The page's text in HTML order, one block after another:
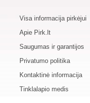
Visa informacija pirkėjui
Apie Pirk.lt
Saugumas ir garantijos
Privatumo politika
Kontaktinė informacija
Tinklalapio medis